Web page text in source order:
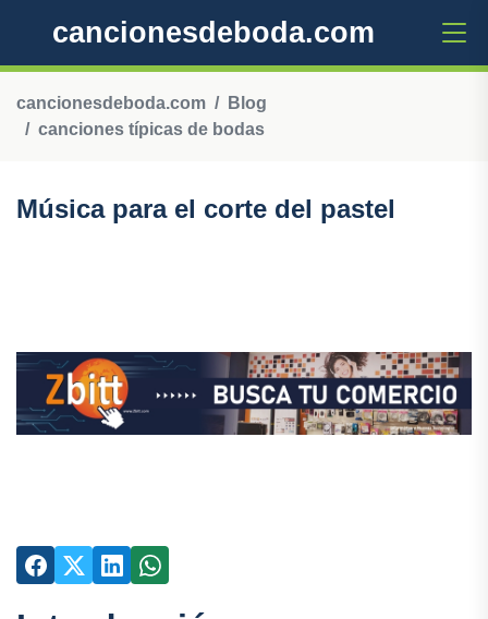
cancionesdeboda.com
cancionesdeboda.com
Blog
canciones típicas de bodas
Música para el corte del pastel